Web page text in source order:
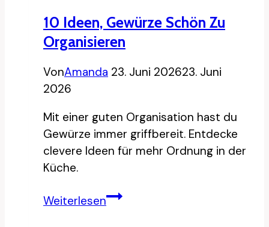
10 Ideen, Gewürze Schön Zu
Organisieren
VonAmanda 23. Juni 202623. Juni
2026
Mit einer guten Organisation hast du
Gewürze immer griffbereit. Entdecke
clevere Ideen für mehr Ordnung in der
Küche.
Weiterlesen10